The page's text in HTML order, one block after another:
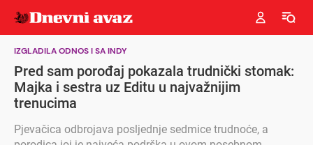
IZGLADILA ODNOS I SA INDY
Pred sam porođaj pokazala trudnički stomak:
Majka i sestra uz Editu u najvažnijim
trenucima
Pjevačica odbrojava posljednje sedmice trudnoće, a